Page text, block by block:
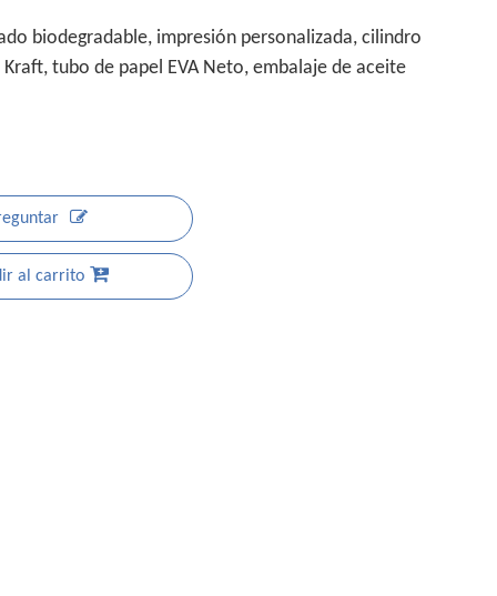
biodegradable, impresión personalizada, cilindro
tubo de papel EVA Neto, embalaje de aceite
al carrito